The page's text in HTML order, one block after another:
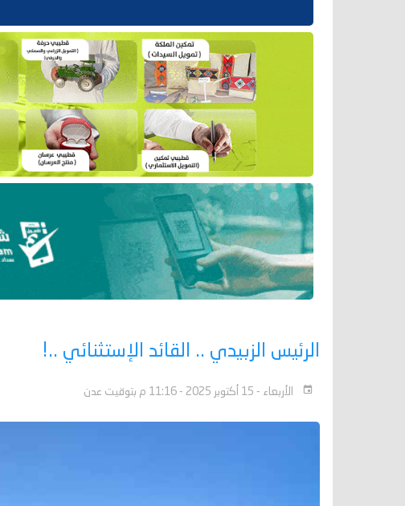
الرئيس الزبيدي .. القائد الإستثنائي ..!
الأربعاء - 15 أكتوبر 2025 - 11:16 م بتوقيت عدن